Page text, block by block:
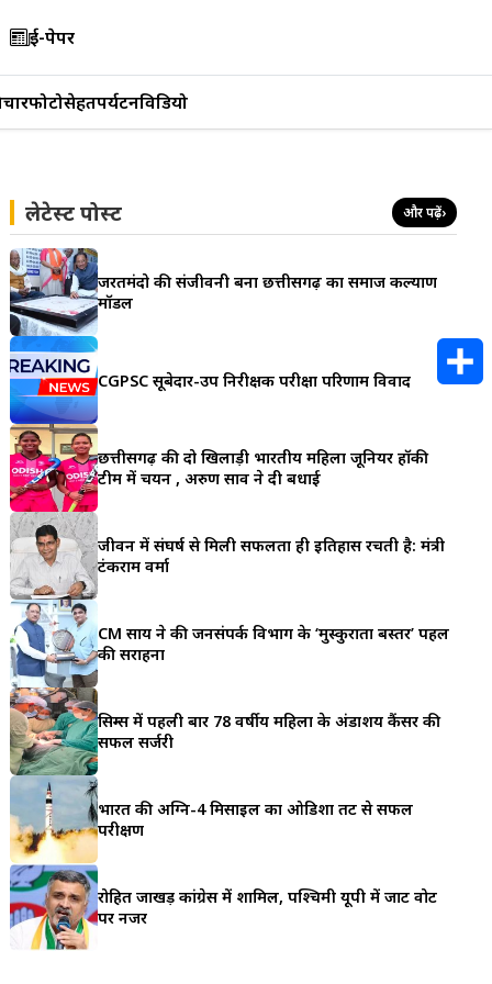
ई-पेपर
फोटोसेहतपर्यटनविडियो
लेटेस्ट पोस्ट और पढ़ें›
जरूरतमंदो की संजीवनी बना छत्तीसगढ़ का समाज कल्याण
मॉडल
CGPSC सूबेदार-उप निरीक्षक परीक्षा परिणाम विवाद
छत्तीसगढ़ की दो खिलाड़ी भारतीय महिला जूनियर हॉकी
टीम में चयन , अरुण साव ने दी बधाई
जीवन में संघर्ष से मिली सफलता ही इतिहास रचती है: मंत्री
टंकराम वर्मा
CM साय ने की जनसंपर्क विभाग के ‘मुस्कुराता बस्तर’ पहल
की सराहना
सिम्स में पहली बार 78 वर्षीय महिला के अंडाशय कैंसर की
सफल सर्जरी
भारत की अग्नि-4 मिसाइल का ओडिशा तट से सफल
परीक्षण
रोहित जाखड़ कांग्रेस में शामिल, पश्चिमी यूपी में जाट वोट
पर नजर
r